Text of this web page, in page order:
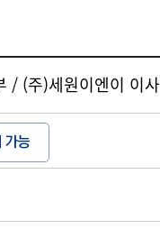
/ (주)세원이엔이 이사
가능